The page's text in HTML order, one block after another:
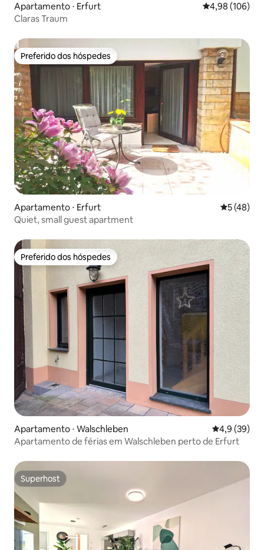
Apartamento ⋅ Erfurt 4,98 de uma
4,98 (106)
Claras Traum
Preferido dos hóspedes
Preferido dos hóspedes
Apartamento ⋅ Erfurt 5 de uma
5 (48)
Quiet, small guest apartment
Preferido dos hóspedes
Preferido dos hóspedes
Apartamento ⋅ Walschleben 4,9 de uma
4,9 (39)
Apartamento de férias em Walschleben perto de Erfurt
Superhost
Superhost